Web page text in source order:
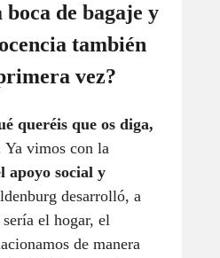
de bagaje y
también
vez?
queréis que os diga,
Ya vimos con la
apoyo social y
desarrolló, a
el hogar, el
de manera